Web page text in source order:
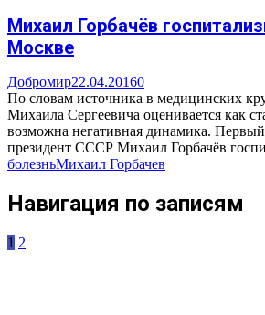
Михаил Горбачёв
Москве
Добромир22.04.20160
По словам источника в медицинских
Михаила Сергеевича оценивается как
возможна негативная динамика.
президент СССР Михаил Горбачёв
болезньМихаил Горбачев
Навигация по записям
1 2